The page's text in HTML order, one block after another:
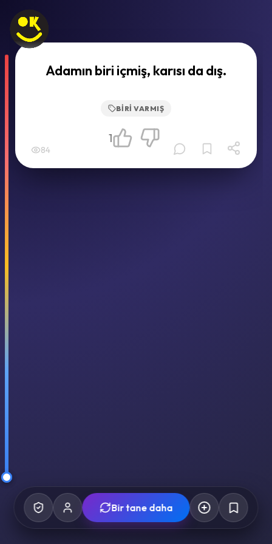
Adamın biri içmiş, karısı da dış.
BIRI VARMIŞ
84
1
Bir tane daha